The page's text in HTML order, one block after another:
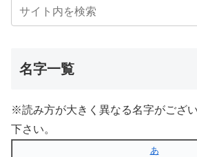
名字一覧
※読み方が大きく異なる名字がござ
下さい。
あ